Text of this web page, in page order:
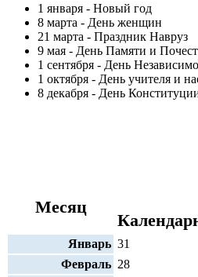
1 января - Новый год
8 марта - День женщин
21 марта - Праздник Навруз
9 мая - День Памяти и
1 сентября - День
1 октября - День учителя и
8 декабря - День
Месяц
Январь 31
Февраль 28